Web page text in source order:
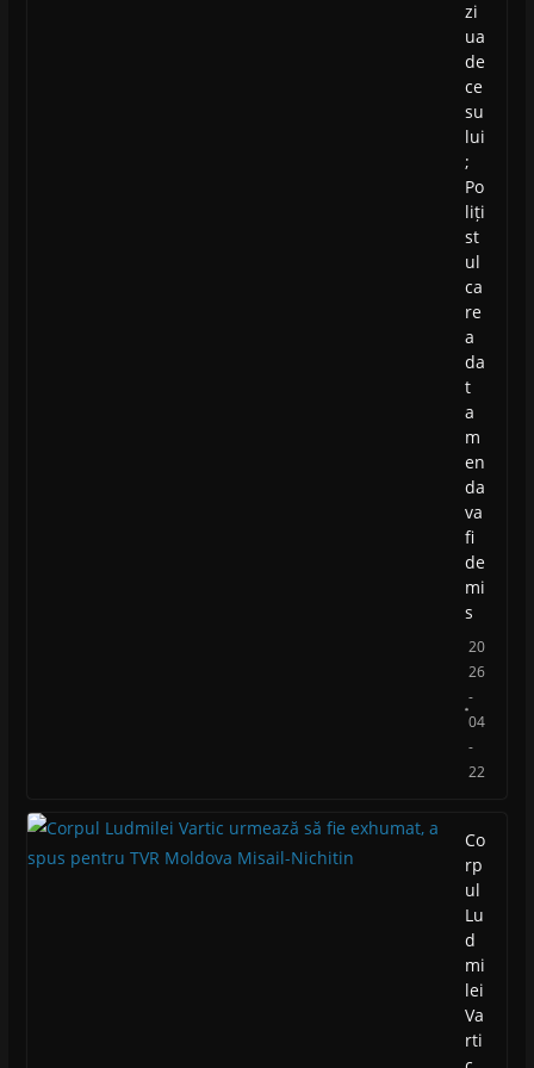
zi
ua
de
ce
su
lui
;
Po
liți
st
ul
ca
re
a
da
t
a
m
en
da
va
fi
de
mi
s
20
26
-
04
-
22
Co
rp
ul
Lu
d
mi
lei
Va
rti